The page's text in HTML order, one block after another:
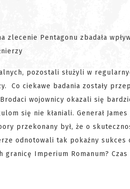
pozostali służyli w
Co ciekawe badania zostały
wojownicy okazali się
się nie kłaniali. Generał James
przekonany był, że o
odnotowali tak pokaźny sukces
Imperium Romanum?